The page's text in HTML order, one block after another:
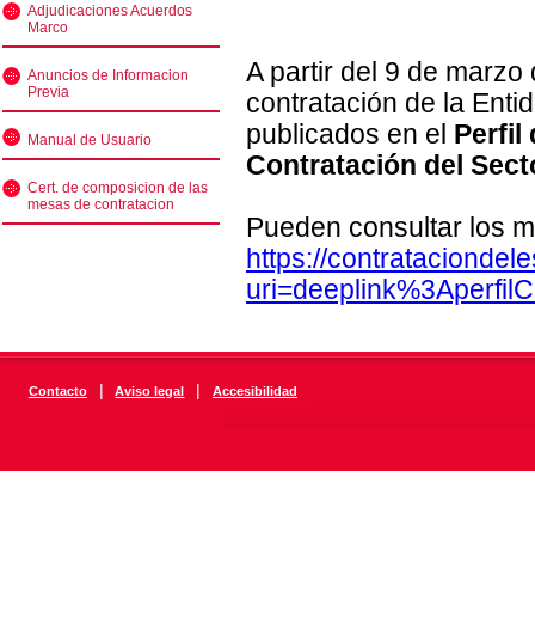
Adjudicaciones Acuerdos
Marco
Anuncios de Informacion
Previa
Manual de Usuario
Cert. de composicion de las
mesas de contratacion
A partir del 9 de
contratación de la
publicados en el Perfil
Contratación del
Pueden consultar los
https://
Contacto | Aviso legal | Accesibilidad